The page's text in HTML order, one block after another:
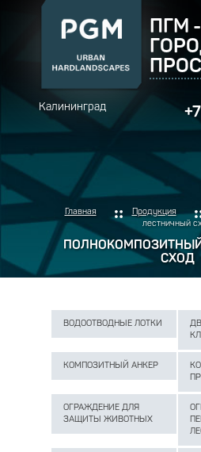
ПГМ -
Калининград
Главная Продукция
лестничный
СХОД
ВОДООТВОДНЫЕ ЛОТКИ
КОМПОЗИТНЫЙ АНКЕР
ОГРАЖДЕНИЕ ДЛЯ
ЗАЩИТЫ ЖИВОТНЫХ